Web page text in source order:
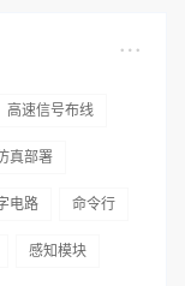
高速信号布线
真部署
电路 命令行
感知模块